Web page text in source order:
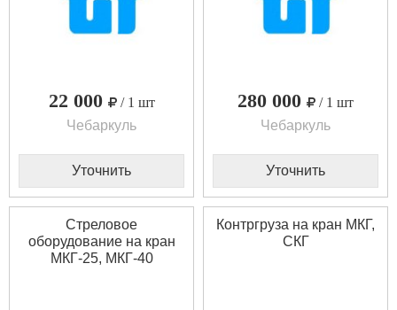
22 000
/ 1 шт
Чебаркуль
Уточнить
280 000
/ 1 шт
Чебаркуль
Уточнить
Стреловое
оборудование на кран
МКГ-25, МКГ-40
Контргруза на кран МКГ,
СКГ